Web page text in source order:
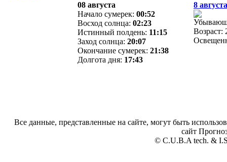
08 августа
Начало сумерек: 00:52
Восход солнца: 02:23
Истинный полдень: 11:15
Заход солнца: 20:07
Окончание сумерек: 21:38
Долгота дня: 17:43
8
Возраст:
Все данные, представленные на сайте, могут быть
сайт
© C.U.B.A tech. &